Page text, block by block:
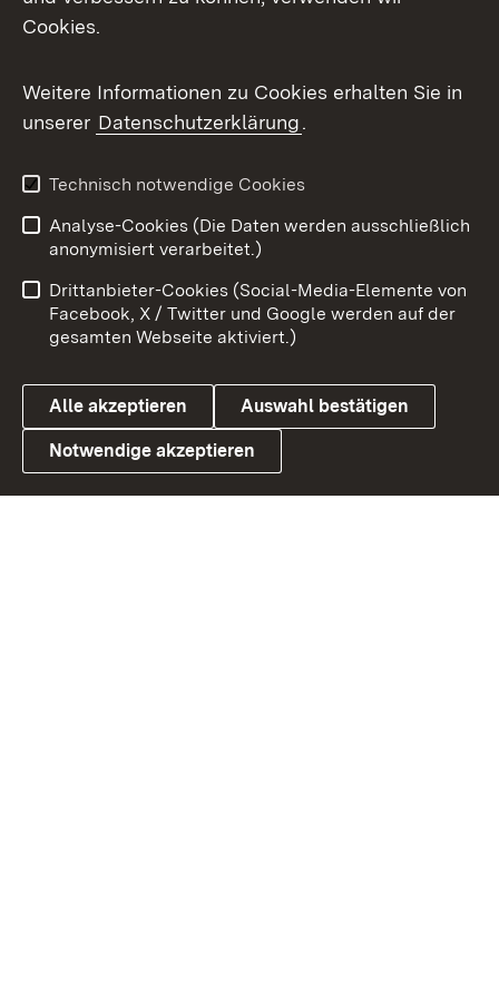
X / Twitter
Youtube
Link zum Landesportal
Impressum
Kontakt
Barrierefreiheit
Datenschutz
Cookies
Cookies.
Weitere Informationen zu Cookies erhalten Sie in
unserer Datenschutzerklärung.
Technisch notwendige Cookies
Analyse-Cookies (Die Daten werden ausschließlich
anonymisiert verarbeitet.)
Drittanbieter-Cookies (Social-Media-Elemente von
Facebook, X / Twitter und Google werden auf der
gesamten Webseite aktiviert.)
Alle akzeptieren Auswahl bestätigen
Notwendige akzeptieren